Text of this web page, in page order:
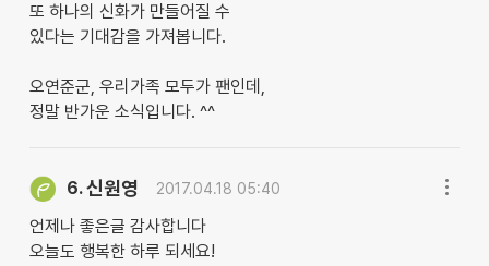
또 하나의 신화가 만들어질 수
있다는 기대감을 가져봅니다.
오연준군, 우리가족 모두가 팬인데,
정말 반가운 소식입니다. ^^
6.신원영 2017.04.18 05:40
언제나 좋은글 감사합니다
오늘도 행복한 하루 되세요!